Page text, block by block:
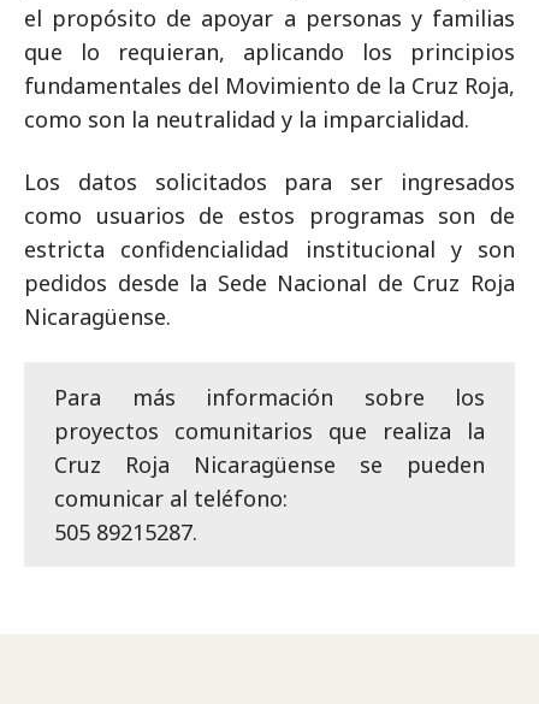
el propósito de apoyar a personas y familias
que lo requieran, aplicando los principios
fundamentales del Movimiento de la Cruz Roja,
como son la neutralidad y la imparcialidad.
Los datos solicitados para ser ingresados
como usuarios de estos programas son de
estricta confidencialidad institucional y son
pedidos desde la Sede Nacional de Cruz Roja
Nicaragüense.
Para más información sobre los
proyectos comunitarios que realiza la
Cruz Roja Nicaragüense se pueden
comunicar al teléfono:
505 89215287.